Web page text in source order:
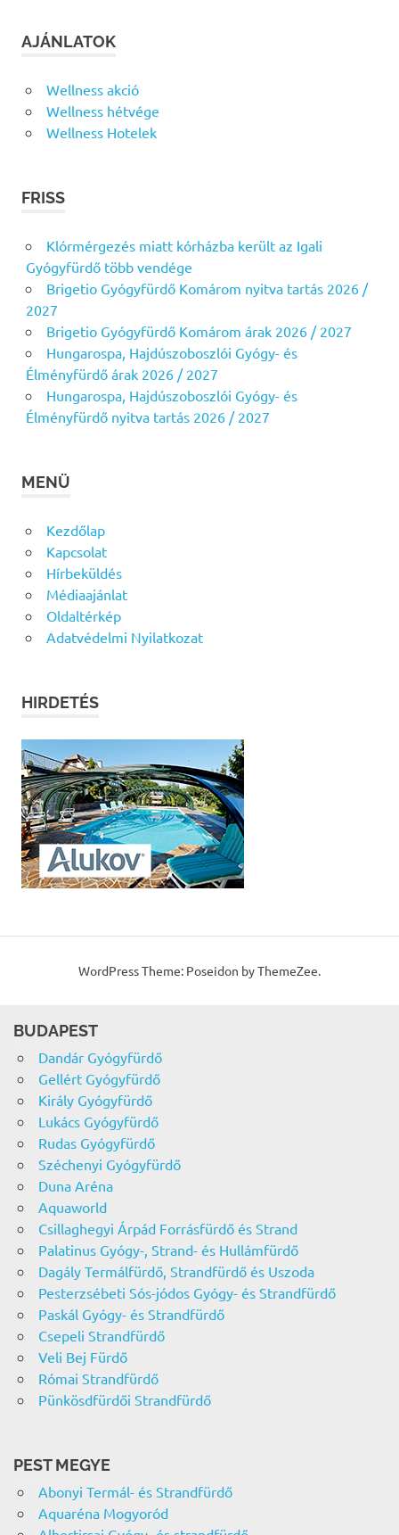
AJÁNLATOK
Wellness akció
Wellness hétvége
Wellness Hotelek
FRISS
Klórmérgezés miatt kórházba került az Igali
Gyógyfürdő több vendége
Brigetio Gyógyfürdő Komárom nyitva tartás 2026 /
2027
Brigetio Gyógyfürdő Komárom árak 2026 / 2027
Hungarospa, Hajdúszoboszlói Gyógy- és
Élményfürdő árak 2026 / 2027
Hungarospa, Hajdúszoboszlói Gyógy- és
Élményfürdő nyitva tartás 2026 / 2027
MENÜ
Kezdőlap
Kapcsolat
Hírbeküldés
Médiaajánlat
Oldaltérkép
Adatvédelmi Nyilatkozat
HIRDETÉS
WordPress Theme: Poseidon by ThemeZee.
BUDAPEST
Dandár Gyógyfürdő
Gellért Gyógyfürdő
Király Gyógyfürdő
Lukács Gyógyfürdő
Rudas Gyógyfürdő
Széchenyi Gyógyfürdő
Duna Aréna
Aquaworld
Csillaghegyi Árpád Forrásfürdő és Strand
Palatinus Gyógy-, Strand- és Hullámfürdő
Dagály Termálfürdő, Strandfürdő és Uszoda
Pesterzsébeti Sós-jódos Gyógy- és Strandfürdő
Paskál Gyógy- és Strandfürdő
Csepeli Strandfürdő
Veli Bej Fürdő
Római Strandfürdő
Pünkösdfürdői Strandfürdő
PEST MEGYE
Abonyi Termál- és Strandfürdő
Aquaréna Mogyoród